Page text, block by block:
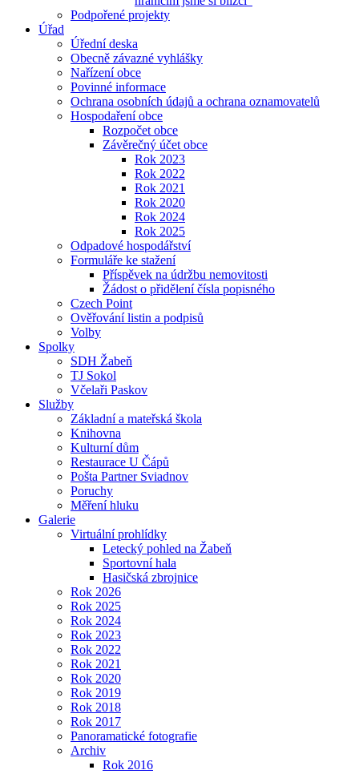
Podpořené projekty
Úřad
Úřední deska
Obecně závazné vyhlášky
Nařízení obce
Povinné informace
Ochrana osobních údajů a ochrana oznamovatelů
Hospodaření obce
Rozpočet obce
Závěrečný účet obce
Rok 2023
Rok 2022
Rok 2021
Rok 2020
Rok 2024
Rok 2025
Odpadové hospodářství
Formuláře ke stažení
Příspěvek na údržbu nemovitosti
Žádost o přidělení čísla popisného
Czech Point
Ověřování listin a podpisů
Volby
Spolky
SDH Žabeň
TJ Sokol
Včelaři Paskov
Služby
Základní a mateřská škola
Knihovna
Kulturní dům
Restaurace U Čápů
Pošta Partner Sviadnov
Poruchy
Měření hluku
Galerie
Virtuální prohlídky
Letecký pohled na Žabeň
Sportovní hala
Hasičská zbrojnice
Rok 2026
Rok 2025
Rok 2024
Rok 2023
Rok 2022
Rok 2021
Rok 2020
Rok 2019
Rok 2018
Rok 2017
Panoramatické fotografie
Archiv
Rok 2016